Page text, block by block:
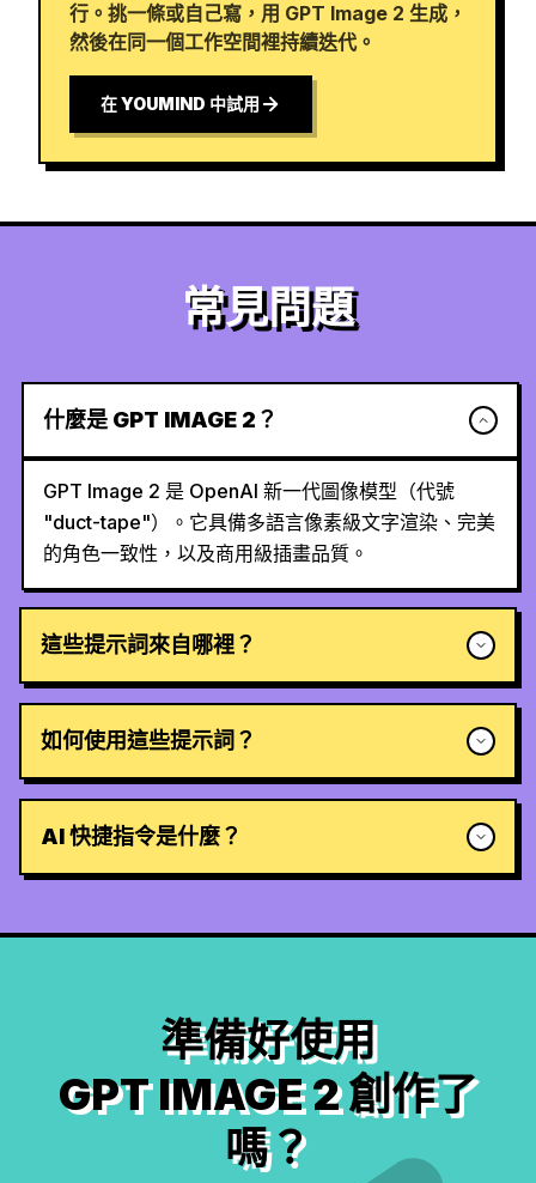
行。挑一條或自己寫，用 GPT Image 2 生成，
然後在同一個工作空間裡持續迭代。
在 YOUMIND 中試用
常見問題
什麼是 GPT IMAGE 2？
GPT Image 2 是 OpenAI 新一代圖像模型（代號
"duct-tape"）。它具備多語言像素級文字渲染、完美
的角色一致性，以及商用級插畫品質。
這些提示詞來自哪裡？
如何使用這些提示詞？
AI 快捷指令是什麼？
準備好使用
GPT IMAGE 2 創作了
嗎？